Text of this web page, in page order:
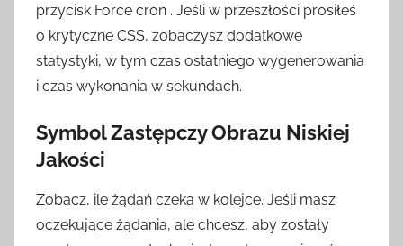
przycisk Force cron . Jeśli w przeszłości prosiłeś
o krytyczne CSS, zobaczysz dodatkowe
statystyki, w tym czas ostatniego wygenerowania
i czas wykonania w sekundach.
Symbol Zastępczy Obrazu Niskiej
Jakości
Zobacz, ile żądań czeka w kolejce. Jeśli masz
oczekujące żądania, ale chcesz, aby zostały